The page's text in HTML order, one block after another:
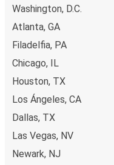
Washington, D.C.
Atlanta, GA
Filadelfia, PA
Chicago, IL
Houston, TX
Los Ángeles, CA
Dallas, TX
Las Vegas, NV
Newark, NJ